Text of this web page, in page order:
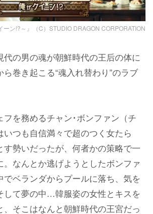
ーン!?～』（C）STUDIO DRAGON CORPORATION
の男の魂が朝鮮時代の王后の体に
ら巻き起こる“魂入れ替わり”のラブ
フを務めるチャン･ボンファン（チ
いつも自信満々で超のつく女たら
す勢いだったが、何者かの策略で一
なんとか逃げようとしたボンファ
でベランダからプールに落ち、気を
して夢の中…韓服姿の女性とキスを
、そこはなんと朝鮮時代の王宮だっ